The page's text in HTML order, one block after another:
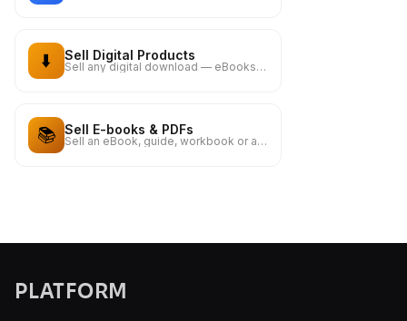
⬇️ Sell Digital Products
Sell any digital download — eBooks, templates, printables, and more
📚 Sell E-books & PDFs
Sell an eBook, guide, workbook or any PDF document
PLATFORM